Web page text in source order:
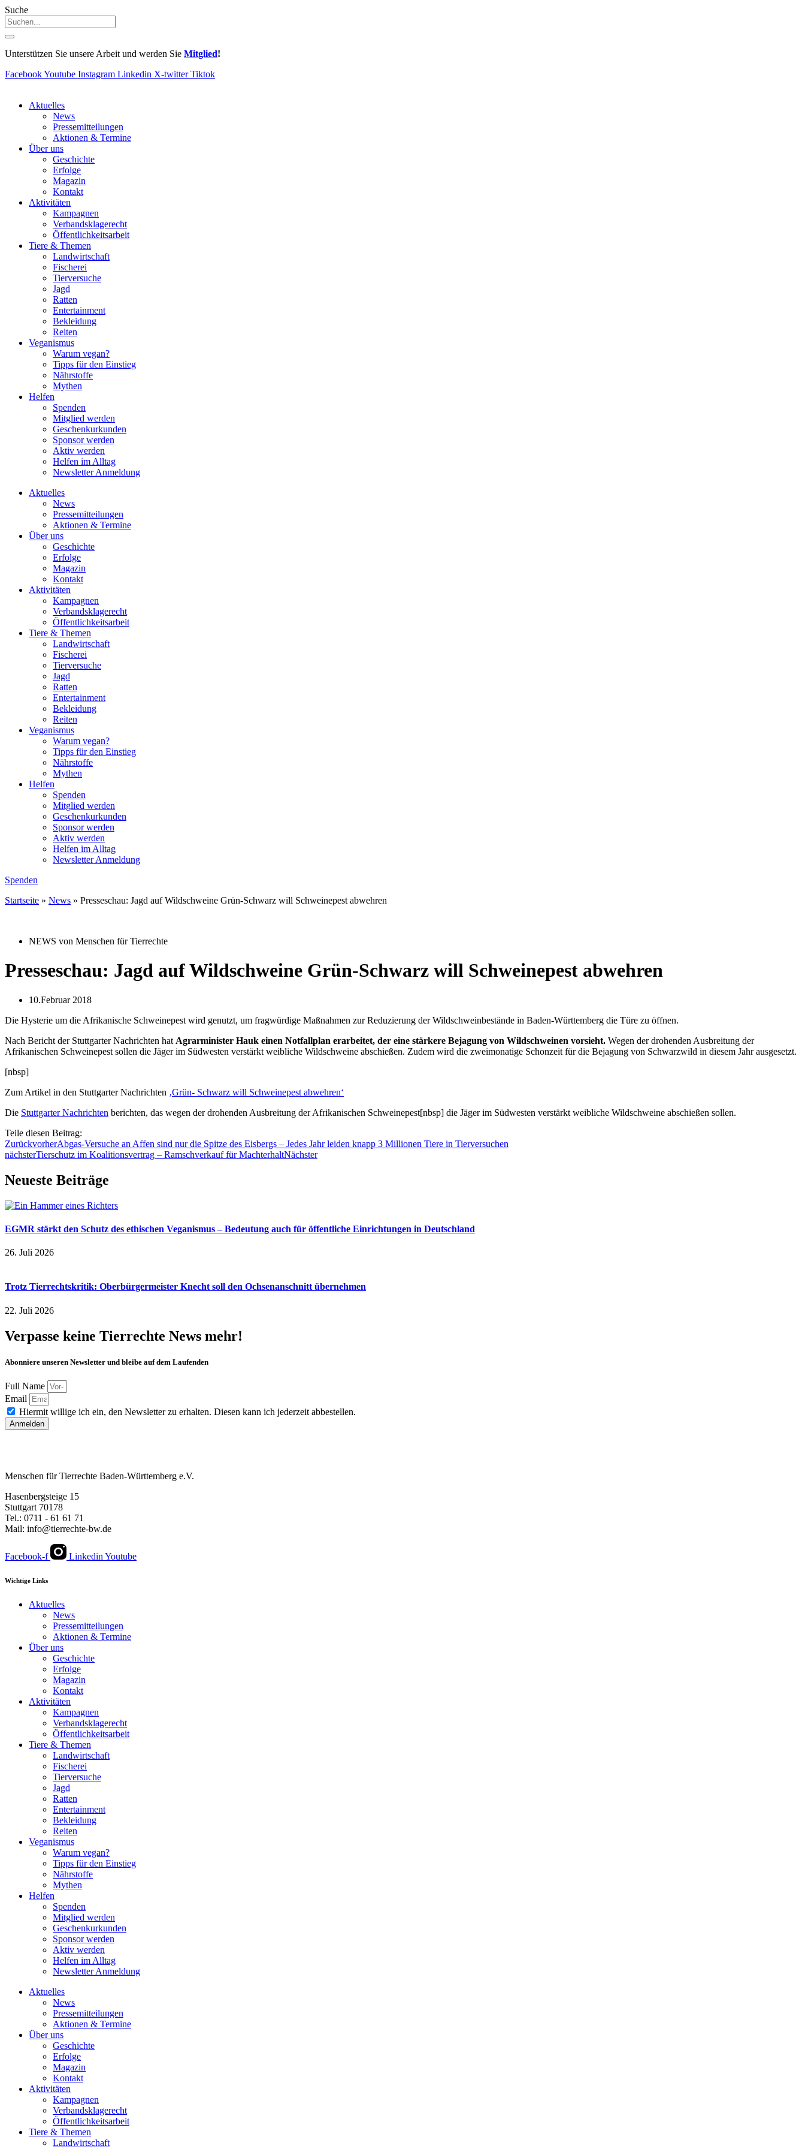
Suche
Unterstützen Sie unsere Arbeit und werden Sie Mitglied!
FacebookYoutube Instagram Linkedin X-twitter Tiktok
Aktuelles
News
Pressemitteilungen
Aktionen & Termine
Über uns
Geschichte
Erfolge
Magazin
Kontakt
Aktivitäten
Kampagnen
Verbandsklagerecht
Öffentlichkeitsarbeit
Tiere & Themen
Landwirtschaft
Fischerei
Tierversuche
Jagd
Ratten
Entertainment
Bekleidung
Reiten
Veganismus
Warum vegan?
Tipps für den Einstieg
Nährstoffe
Mythen
Helfen
Spenden
Mitglied werden
Geschenkurkunden
Sponsor werden
Aktiv werden
Helfen im Alltag
Newsletter Anmeldung
Aktuelles
News
Pressemitteilungen
Aktionen & Termine
Über uns
Geschichte
Erfolge
Magazin
Kontakt
Aktivitäten
Kampagnen
Verbandsklagerecht
Öffentlichkeitsarbeit
Tiere & Themen
Landwirtschaft
Fischerei
Tierversuche
Jagd
Ratten
Entertainment
Bekleidung
Reiten
Veganismus
Warum vegan?
Tipps für den Einstieg
Nährstoffe
Mythen
Helfen
Spenden
Mitglied werden
Geschenkurkunden
Sponsor werden
Aktiv werden
Helfen im Alltag
Newsletter Anmeldung
Spenden
Startseite » News » Presseschau: Jagd auf Wildschweine Grün-Schwarz will Schweinepest abwehren
NEWS von Menschen für Tierrechte
Presseschau: Jagd auf Wildschweine Grün-Schwarz will Schweinepest abwehren
10.Februar 2018
Die Hysterie um die Afrikanische Schweinepest wird genutzt, um fragwürdige Maßnahmen zur Reduzierung der Wildschweinbestände in Baden-Württemberg die Türe zu öffnen.
Nach Bericht der Stuttgarter Nachrichten hat Agrarminister Hauk einen Notfallplan erarbeitet, der eine stärkere Bejagung von Wildschweinen vorsieht. Wegen der drohenden Ausbreitung der
Afrikanischen Schweinepest sollen die Jäger im Südwesten verstärkt weibliche Wildschweine abschießen. Zudem wird die zweimonatige Schonzeit für die Bejagung von Schwarzwild in diesem Jahr ausgesetzt.
[nbsp]
Zum Artikel in den Stuttgarter Nachrichten ‚Grün- Schwarz will Schweinepest abwehren‘
Die Stuttgarter Nachrichten berichten, das wegen der drohenden Ausbreitung der Afrikanischen Schweinepest[nbsp] die Jäger im Südwesten verstärkt weibliche Wildschweine abschießen sollen.
Teile diesen Beitrag:
ZurückvorherAbgas-Versuche an Affen sind nur die Spitze des Eisbergs – Jedes Jahr leiden knapp 3 Millionen Tiere in Tierversuchen
nächsterTierschutz im Koalitionsvertrag – Ramschverkauf für MachterhaltNächster
Neueste Beiträge
EGMR stärkt den Schutz des ethischen Veganismus – Bedeutung auch für öffentliche Einrichtungen in Deutschland
26. Juli 2026
Trotz Tierrechtskritik: Oberbürgermeister Knecht soll den Ochsenanschnitt übernehmen
22. Juli 2026
Verpasse keine Tierrechte News mehr!
Abonniere unseren Newsletter und bleibe auf dem Laufenden
Full Name
Email
Hiermit willige ich ein, den Newsletter zu erhalten. Diesen kann ich jederzeit abbestellen.
Anmelden
Menschen für Tierrechte Baden-Württemberg e.V.
Hasenbergsteige 15
Stuttgart 70178
Tel.: 0711 - 61 61 71
Mail: info@tierrechte-bw.de
Facebook-f Linkedin Youtube
Wichtige Links
Aktuelles
News
Pressemitteilungen
Aktionen & Termine
Über uns
Geschichte
Erfolge
Magazin
Kontakt
Aktivitäten
Kampagnen
Verbandsklagerecht
Öffentlichkeitsarbeit
Tiere & Themen
Landwirtschaft
Fischerei
Tierversuche
Jagd
Ratten
Entertainment
Bekleidung
Reiten
Veganismus
Warum vegan?
Tipps für den Einstieg
Nährstoffe
Mythen
Helfen
Spenden
Mitglied werden
Geschenkurkunden
Sponsor werden
Aktiv werden
Helfen im Alltag
Newsletter Anmeldung
Aktuelles
News
Pressemitteilungen
Aktionen & Termine
Über uns
Geschichte
Erfolge
Magazin
Kontakt
Aktivitäten
Kampagnen
Verbandsklagerecht
Öffentlichkeitsarbeit
Tiere & Themen
Landwirtschaft